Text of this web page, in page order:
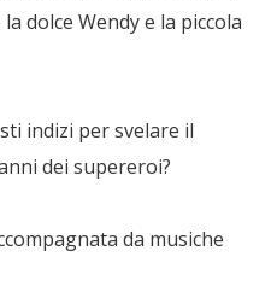
dolce Wendy e la piccola
indizi per svelare il
dei supereroi?
da musiche